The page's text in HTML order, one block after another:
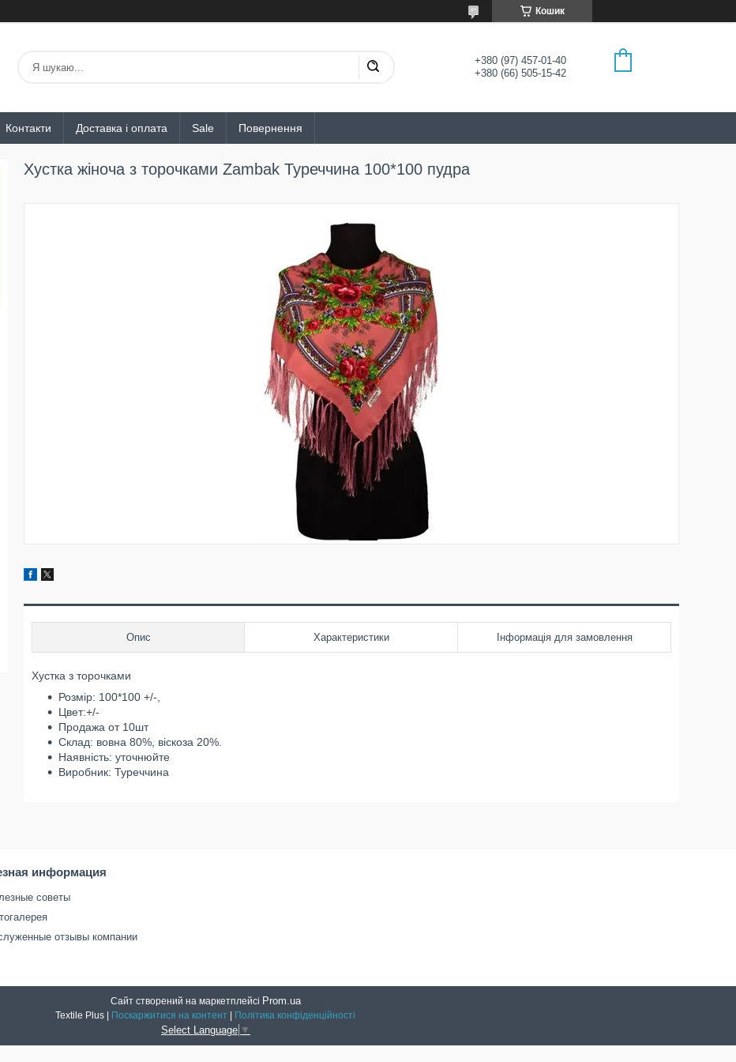
Кошик
+380 (97) 457-01-40
+380 (66) 505-15-42
Контакти Доставка і оплата Sale Повернення
Хустка жіноча з торочками Zambak Туреччина 100*100 пудра
Опис Характеристики Інформація для замовлення
Хустка з торочками
Розмір: 100*100 +/-,
Цвет:+/-
Продажа от 10шт
Склад: вовна 80%, віскоза 20%.
Наявність: уточнюйте
Виробник: Туреччина
информация
советы
отзывы компании
Сайт створений на маркетплейсі Prom.ua
Поскаржитися на контент Політика конфіденційності
Select Language ▼